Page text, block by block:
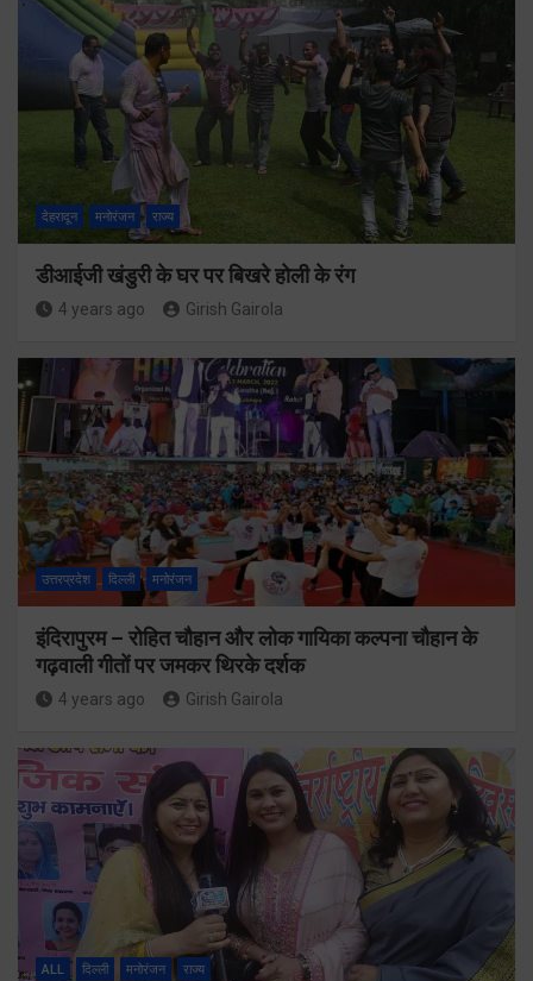
देहरादून मनोरंजन राज्य
डीआईजी खंडुरी के घर पर बिखरे होली के रंग
4 years ago Girish Gairola
उत्तरप्रदेश दिल्ली मनोरंजन
इंदिरापुरम – रोहित चौहान और लोक गायिका कल्पना चौहान के
गढ़वाली गीतों पर जमकर थिरके दर्शक
4 years ago Girish Gairola
ALL दिल्ली मनोरंजन राज्य